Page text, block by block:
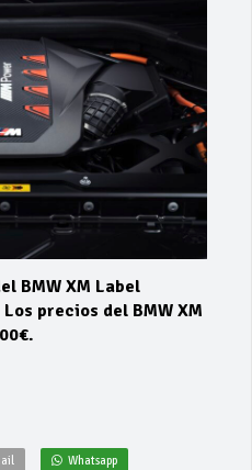
BMW XM Label
precios del BMW XM
Whatsapp